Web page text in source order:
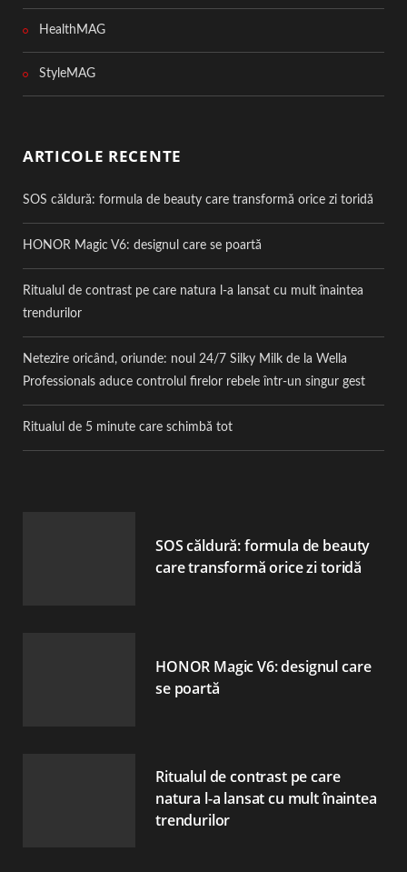
HealthMAG
StyleMAG
ARTICOLE RECENTE
SOS căldură: formula de beauty care transformă orice zi toridă
HONOR Magic V6: designul care se poartă
Ritualul de contrast pe care natura l-a lansat cu mult înaintea
trendurilor
Netezire oricând, oriunde: noul 24/7 Silky Milk de la Wella
Professionals aduce controlul firelor rebele într-un singur gest
Ritualul de 5 minute care schimbă tot
SOS căldură: formula de beauty
care transformă orice zi toridă
HONOR Magic V6: designul care
se poartă
Ritualul de contrast pe care
natura l-a lansat cu mult înaintea
trendurilor